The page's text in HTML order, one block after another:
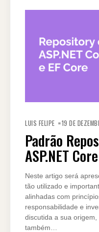
LUIS FELIPE 19 DE
Padrão
ASP.NET
Neste artigo será
tão utilizado e
alinhadas com
responsabilidade e
discutida a sua
também…